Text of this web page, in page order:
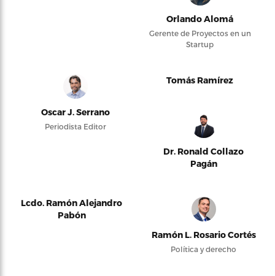
Orlando Alomá
Gerente de Proyectos en un
Startup
Oscar J. Serrano
Periodista Editor
Tomás Ramírez
Dr. Ronald Collazo
Pagán
Lcdo. Ramón Alejandro
Pabón
Ramón L. Rosario Cortés
Política y derecho